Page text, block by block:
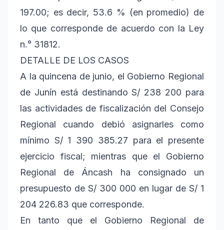
197.00; es decir, 53.6 % (en promedio) de
lo que corresponde de acuerdo con la Ley
n.° 31812.
DETALLE DE LOS CASOS
A la quincena de junio, el Gobierno Regional
de Junín está destinando S/ 238 200 para
las actividades de fiscalización del Consejo
Regional cuando debió asignarles como
mínimo S/ 1 390 385.27 para el presente
ejercicio fiscal; mientras que el Gobierno
Regional de Áncash ha consignado un
presupuesto de S/ 300 000 en lugar de S/ 1
204 226.83 que corresponde.
En tanto que el Gobierno Regional de